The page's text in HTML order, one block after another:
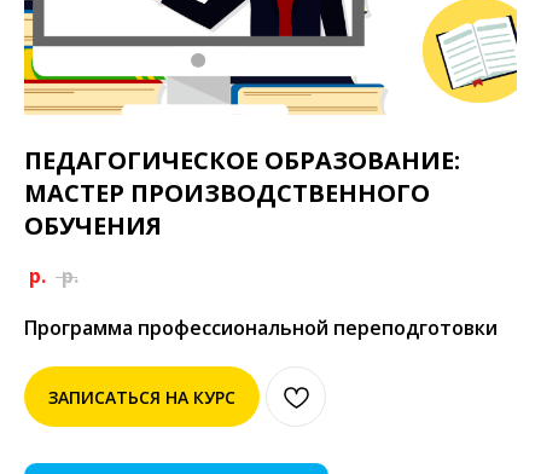
ПЕДАГОГИЧЕСКОЕ ОБРАЗОВАНИЕ:
МАСТЕР ПРОИЗВОДСТВЕННОГО
ОБУЧЕНИЯ
р. р.
Программа профессиональной переподготовки
ЗАПИСАТЬСЯ НА КУРС